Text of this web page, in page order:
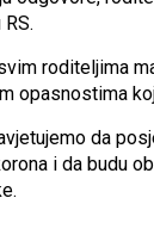
roditeljima
opasnostima
da
i da budu